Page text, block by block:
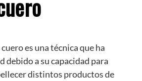
es una técnica que ha
debido a su capacidad para
distintos productos de